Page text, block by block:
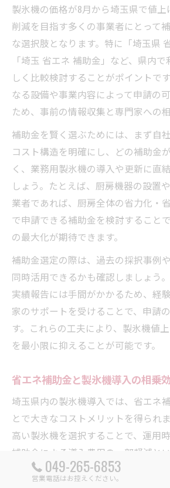
製氷機の価格が8月から埼玉県で値
削減を目指す多くの事業者にとって
な選択肢となります。特に「埼玉県
「埼玉 省エネ 補助金」など、県内
しく比較検討することがポイントで
なる設備や事業内容によって申請の
ため、事前の情報収集と専門家への
補助金を賢く選ぶためには、まず自
コスト構造を明確にし、どの補助金
く、業務用製氷機の導入や更新に直
しょう。たとえば、厨房機器の設置
業者であれば、厨房全体の省力化・
で申請できる補助金を検討すること
の最大化が期待できます。
補助金選定の際は、過去の採択事例
同時活用できるかも確認しましょう
実績報告には手間がかかるため、経
家のサポートを受けることで、申請
す。これらの工夫により、製氷機値
を最小限に抑えることが可能です。
省エネ補助金と製氷機導入の相乗
埼玉県内の製氷機導入では、省エネ
とで大きなコストメリットを得られ
高い製氷機を選択することで、運用時
補助金による導入費用の一部軽減と
待できるからです。特に「埼玉 省エ
049-265-6853
営業電話はお控えください。